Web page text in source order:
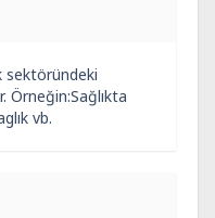
sektöründeki
Örneğin:Sağlıkta
vb.